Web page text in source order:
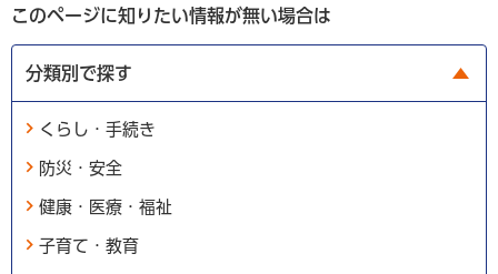
このページに知りたい情報が無い場合は
分類別で探す
くらし・手続き
防災・安全
健康・医療・福祉
子育て・教育